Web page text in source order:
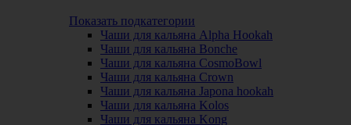
Показать подкатегории
Чаши для кальяна Alpha Hookah
Чаши для кальяна Bonche
Чаши для кальяна CosmoBowl
Чаши для кальяна Crown
Чаши для кальяна Japona hookah
Чаши для кальяна Kolos
Чаши для кальяна Kong